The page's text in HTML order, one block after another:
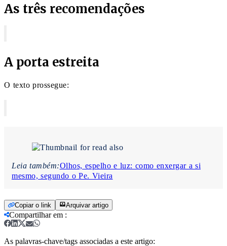
As três recomendações
A porta estreita
O texto prossegue:
Leia também:Olhos, espelho e luz: como enxergar a si
mesmo, segundo o Pe. Vieira
Copiar o link Arquivar artigo
Compartilhar em :
As palavras-chave/tags associadas a este artigo: